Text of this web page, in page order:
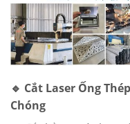
🔹 Cắt Laser Ống
Chóng